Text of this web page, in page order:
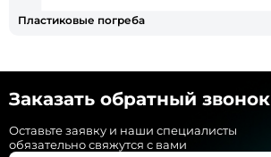
Пластиковые погреба
Заказать обратный звонок
Оставьте заявку и наши специалисты
обязательно свяжутся с вами